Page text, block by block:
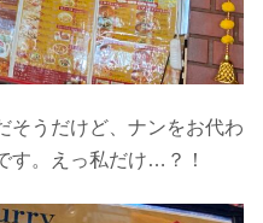
そうだけど、ナンをお代わ
す。えっ私だけ…？！